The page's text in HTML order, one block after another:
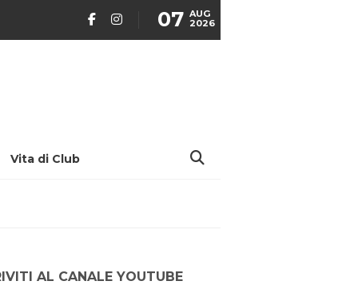
07 AUG
2026
Vita di Club
AL CANALE YOUTUBE